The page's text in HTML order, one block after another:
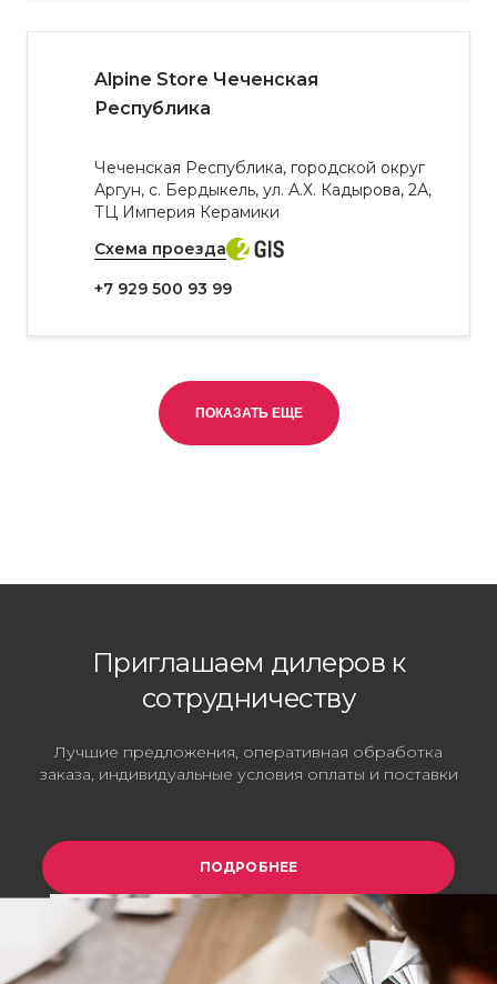
Alpine Store Чеченская
Республика
Чеченская Республика, городской округ
Аргун, с. Бердыкель, ул. А.Х. Кадырова, 2А,
ТЦ Империя Керамики
Схема проезда
+7 929 500 93 99
ПОКАЗАТЬ ЕЩЕ
Приглашаем дилеров к
сотрудничеству
Лучшие предложения, оперативная обработка
заказа, индивидуальные условия оплаты и поставки
ПОДРОБНЕЕ